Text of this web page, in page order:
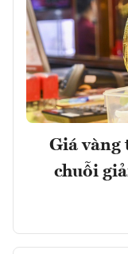
Giá vàng
chuỗi